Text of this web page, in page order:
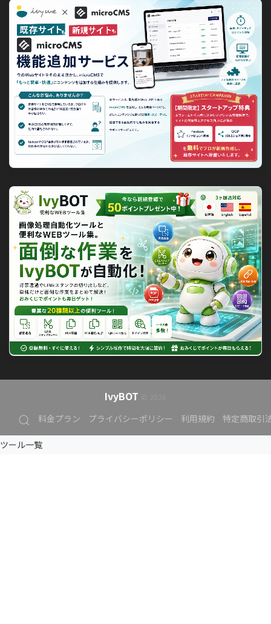
IvyBOT
料金プラン プライバシーポリシー 利用規約 特定商取引
ツール一覧